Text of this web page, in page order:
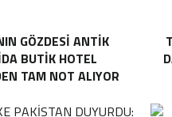
GÖZDESI ANTIK
BUTIK HOTEL
TAM NOT ALIYOR